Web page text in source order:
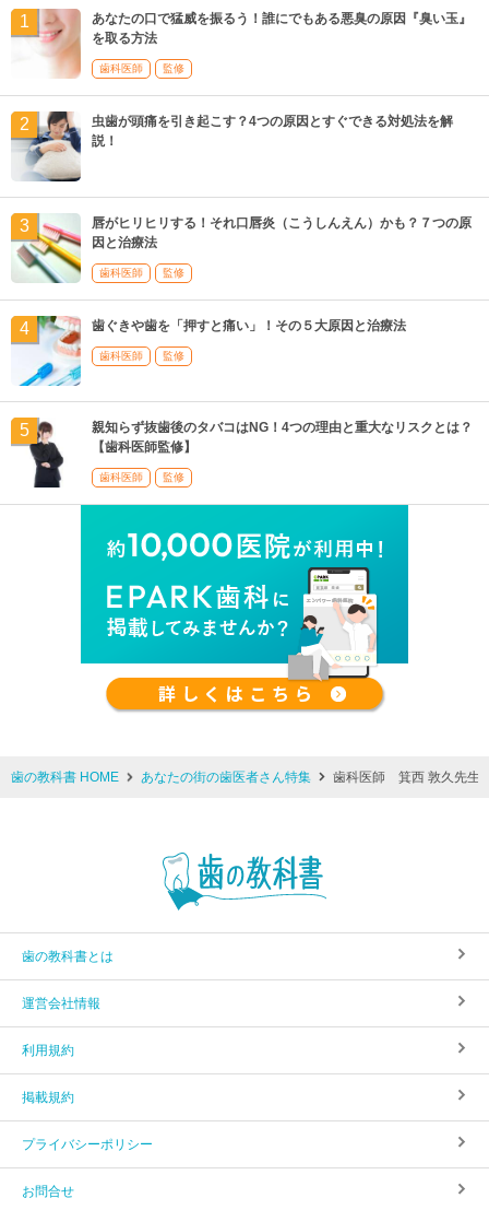
あなたの口で猛威を振るう！誰にでもある悪臭の原因『臭い玉』
を取る方法
歯科医師 監修
虫歯が頭痛を引き起こす？4つの原因とすぐできる対処法を解
説！
唇がヒリヒリする！それ口唇炎（こうしんえん）かも？７つの原
因と治療法
歯科医師 監修
歯ぐきや歯を「押すと痛い」！その５大原因と治療法
歯科医師 監修
親知らず抜歯後のタバコはNG！4つの理由と重大なリスクとは？
【歯科医師監修】
歯科医師 監修
歯の教科書 HOME あなたの街の歯医者さん特集 歯科医師 箕西 敦久先生
歯の教科書とは
運営会社情報
利用規約
掲載規約
プライバシーポリシー
お問合せ